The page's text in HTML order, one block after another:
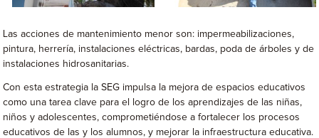
Las acciones de mantenimiento menor son: impermeabilizaciones,
pintura, herrería, instalaciones eléctricas, bardas, poda de árboles y de
instalaciones hidrosanitarias.
Con esta estrategia la SEG impulsa la mejora de espacios educativos
como una tarea clave para el logro de los aprendizajes de las niñas,
niños y adolescentes, comprometiéndose a fortalecer los procesos
educativos de las y los alumnos, y mejorar la infraestructura educativa.